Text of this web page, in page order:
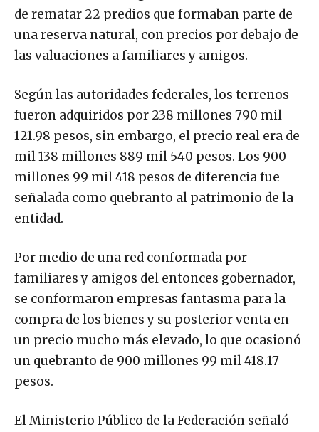
de rematar 22 predios que formaban parte de
una reserva natural, con precios por debajo de
las valuaciones a familiares y amigos.
Según las autoridades federales, los terrenos
fueron adquiridos por 238 millones 790 mil
121.98 pesos, sin embargo, el precio real era de
mil 138 millones 889 mil 540 pesos. Los 900
millones 99 mil 418 pesos de diferencia fue
señalada como quebranto al patrimonio de la
entidad.
Por medio de una red conformada por
familiares y amigos del entonces gobernador,
se conformaron empresas fantasma para la
compra de los bienes y su posterior venta en
un precio mucho más elevado, lo que ocasionó
un quebranto de 900 millones 99 mil 418.17
pesos.
El Ministerio Público de la Federación señaló